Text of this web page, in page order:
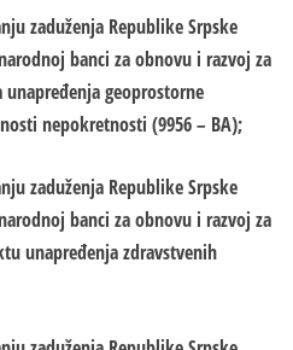
zaduženja Republike Srpske
banci za obnovu i razvoj za
geoprostorne
nepokretnosti (9956 – BA);
zaduženja Republike Srpske
banci za obnovu i razvoj za
unapređenja zdravstvenih